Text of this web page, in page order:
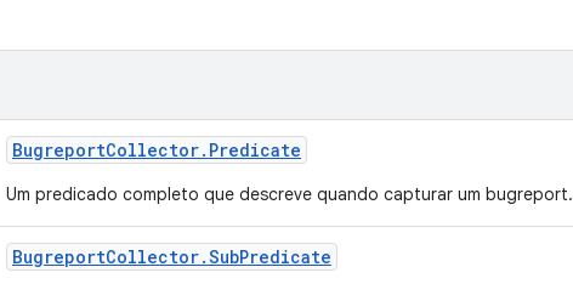
BugreportCollector. Predicate
Um predicado completo que descreve quando capturar um bugreport.
BugreportCollector.SubPredicate